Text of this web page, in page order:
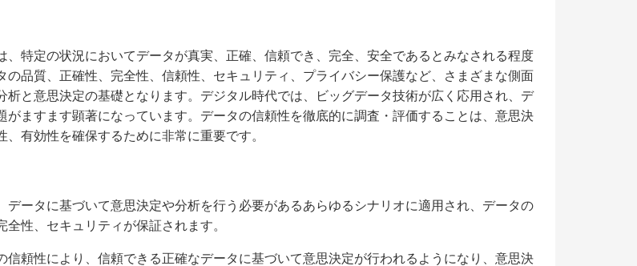
、特定の状況においてデータが真実、正確、信頼でき、完全、安全であるとみなされる程度
の品質、正確性、完全性、信頼性、セキュリティ、プライバシー保護など、さまざまな側面
析と意思決定の基礎となります。デジタル時代では、ビッグデータ技術が広く応用され、デ
がますます顕著になっています。データの信頼性を徹底的に調査・評価することは、意思決
、有効性を確保するために非常に重要です。
データに基づいて意思決定や分析を行う必要があるあらゆるシナリオに適用され、データの
全性、セキュリティが保証されます。
信頼性により、信頼できる正確なデータに基づいて意思決定が行われるようになり、意思決